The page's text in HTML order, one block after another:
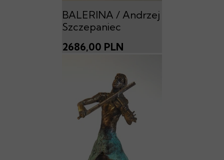
BALERINA / Andrzej
Szczepaniec
2686,00 PLN